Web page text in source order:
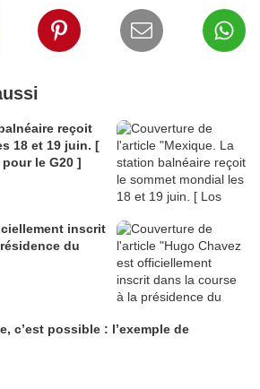
reçoit
18 et 19 juin. [
le G20 ]
inscrit
du
c’est possible : l’exemple de